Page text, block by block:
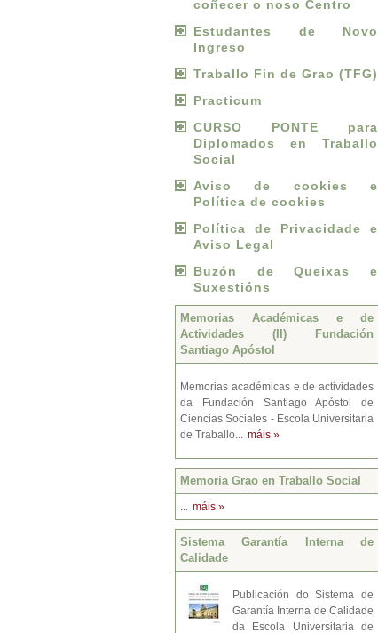
coñecer o noso Centro
Estudantes de Novo
Ingreso
Traballo Fin de Grao (TFG)
Practicum
CURSO PONTE para
Diplomados en Traballo
Social
Aviso de cookies e
Política de cookies
Política de Privacidade e
Aviso Legal
Buzón de Queixas e
Suxestións
Memorias Académicas e de
Actividades (II) Fundación
Santiago Apóstol
Memorias académicas e de actividades
da Fundación Santiago Apóstol de
Ciencias Sociales - Escola Universitaria
de Traballo... máis »
Memoria Grao en Traballo Social
... máis »
Sistema Garantía Interna de
Calidade
Publicación do Sistema de
Garantía Interna de Calidade
da Escola Universitaria de